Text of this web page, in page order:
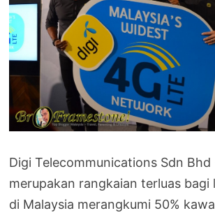
Digi Telecommunications Sdn Bhd
merupakan rangkaian terluas bagi
di Malaysia merangkumi 50%